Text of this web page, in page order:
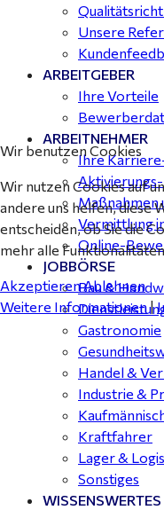
Unsere
ARBEITGEBER
Ihre Vorteile
ARBEITNEHMER
Ihre
Maßnahmen
Vermittlung
Online-
JOBBÖRSE
Bau &
Gastronomie
Handel &
Industrie &
Kraftfahrer
Lager &
Sonstiges
WISSENSWERTES
Wir benutzen Cookies
Wir nutzen Cookies auf
andere uns helfen, diese
entscheiden, ob Sie die
mehr alle
AkzeptierenAblehnen
Weitere Informationen|